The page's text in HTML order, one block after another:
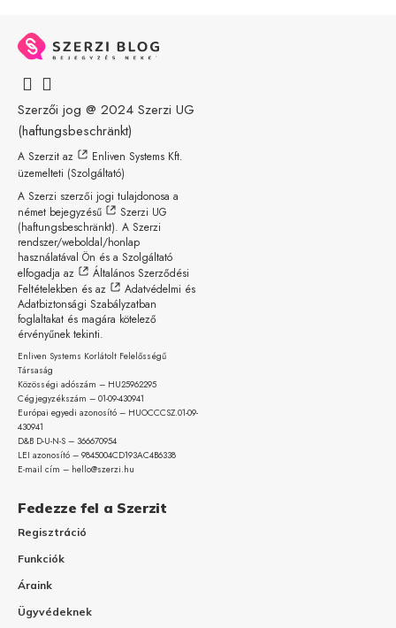
Szerzői jog @ 2024 Szerzi UG
(haftungsbeschränkt)
A Szerzit az
Enliven Systems Kft.
üzemelteti (Szolgáltató)
A Szerzi szerzői jogi tulajdonosa a
német bejegyzésű
Szerzi UG
(haftungsbeschränkt). A Szerzi
rendszer/weboldal/honlap
használatával Ön és a Szolgáltató
elfogadja az
Általános Szerződési
Feltételekben és az
Adatvédelmi és
Adatbiztonsági Szabályzatban
foglaltakat és magára kötelező
érvényűnek tekinti.
Enliven Systems Korlátolt Felelősségű
Társaság
Közösségi adószám – HU25962295
Cégjegyzékszám – 01-09-430941
Európai egyedi azonosító – HUOCCCSZ.01-09-
430941
D&B D-U-N-S – 366670954
LEI azonosító – 9845004CD193AC4B6338
E-mail cím – hello@szerzi.hu
Fedezze fel a Szerzit
Regisztráció
Funkciók
Áraink
Ügyvédeknek